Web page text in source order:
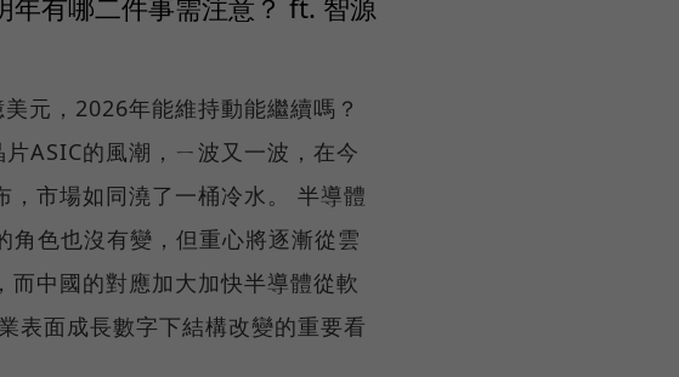
年有哪二件事需注意？ ft. 智源
元，2026年能維持動能繼續嗎？
ASIC的風潮，ㄧ波又一波，在今
市場如同澆了一桶冷水。 半導體
色也沒有變，但重心將逐漸從雲
中國的對應加大加快半導體從軟
表面成長數字下結構改變的重要看